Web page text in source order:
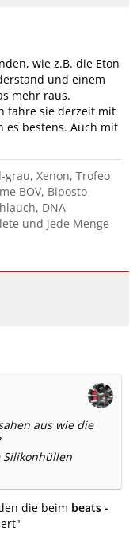
wie z.B. die Eton
und einem
mehr raus.
fahre sie derzeit mit
es bestens. Auch mit
grau, Xenon, Trofeo
BOV, Biposto
DNA
und jede Menge
aus wie die
Silikonhüllen
die beim beats -